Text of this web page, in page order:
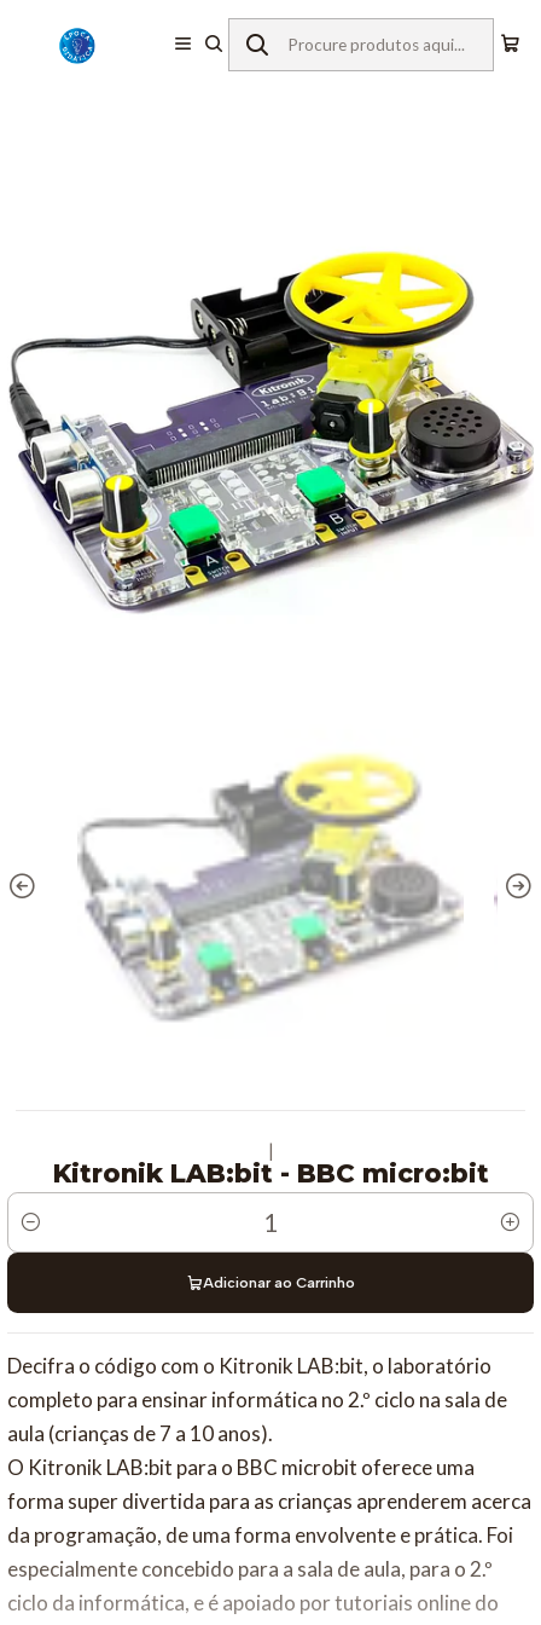
Início Material Didático
Programação e Robótica
Kitronik LAB:bit - BBC micro:bit
|
Kitronik LAB:bit - BBC micro:bit
Quantidade
Adicionar ao Carrinho
Decifra o código com o Kitronik LAB:bit, o laboratório
completo para ensinar informática no 2.º ciclo na sala de
aula (crianças de 7 a 10 anos).
O Kitronik LAB:bit para o BBC microbit oferece uma
forma super divertida para as crianças aprenderem acerca
da programação, de uma forma envolvente e prática. Foi
especialmente concebido para a sala de aula, para o 2.º
ciclo da informática, e é apoiado por tutoriais online do